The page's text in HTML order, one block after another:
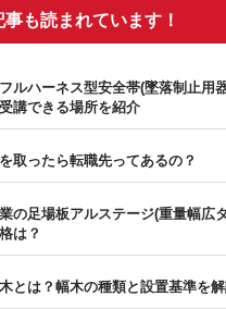
事も読まれています！
ルハーネス型安全帯(墜落制止用
講できる場所を紹介
取ったら転職先ってあるの？
の足場板アルステージ(重量幅広
は？
とは？幅木の種類と設置基準を解